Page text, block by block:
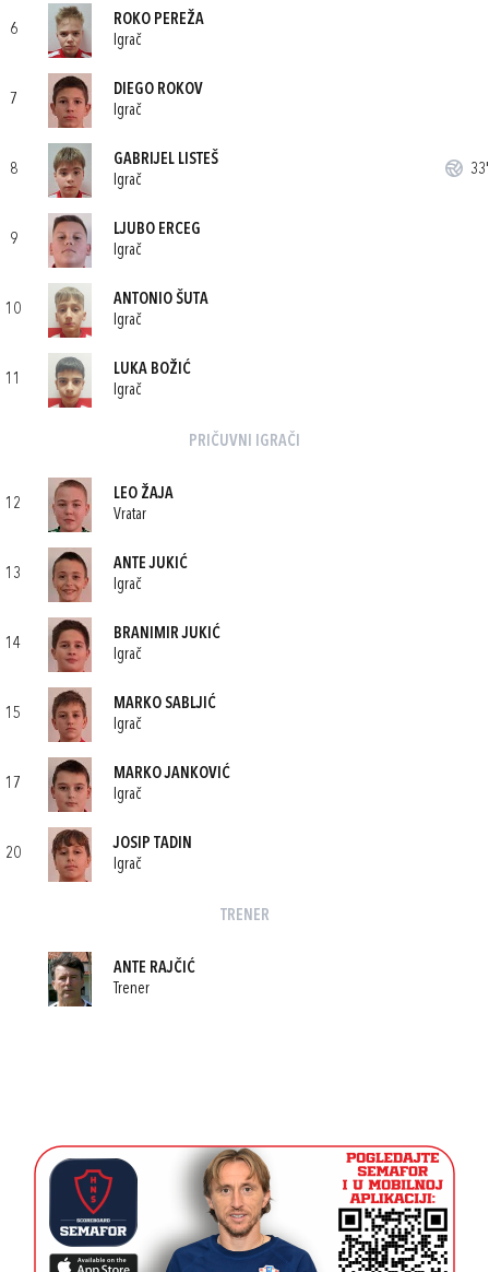
6
ROKO PEREŽA
Igrač
7
DIEGO ROKOV
Igrač
8
GABRIJEL LISTEŠ
Igrač
33'
9
LJUBO ERCEG
Igrač
10
ANTONIO ŠUTA
Igrač
11
LUKA BOŽIĆ
Igrač
PRIČUVNI IGRAČI
12
LEO ŽAJA
Vratar
13
ANTE JUKIĆ
Igrač
14
BRANIMIR JUKIĆ
Igrač
15
MARKO SABLJIĆ
Igrač
17
MARKO JANKOVIĆ
Igrač
20
JOSIP TADIN
Igrač
TRENER
ANTE RAJČIĆ
Trener